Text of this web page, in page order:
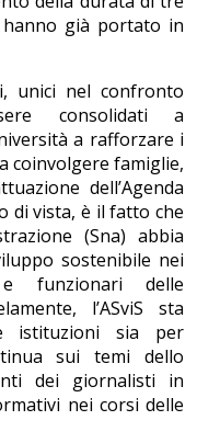
già portato in
unici nel confronto
consolidati a
a rafforzare i
coinvolgere famiglie,
dell’Agenda
di vista, è il fatto che
(Sna) abbia
sostenibile nei
funzionari delle
l’ASviS sta
istituzioni sia per
sui temi dello
dei giornalisti in
nei corsi delle